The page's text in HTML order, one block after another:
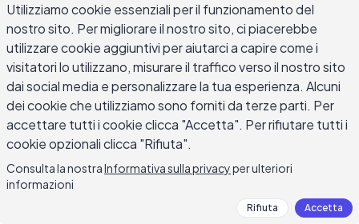
a una pagina bianca rende tutto più complicato.
La buona notizia è che l'IA può scrivere una lettera
di dimissioni per te in secondi, fornendoti una
bozza solida che copra tutti gli elementi
essenziali. Che tu stia lasciando per una nuova
opportunità, motivi personali o un ambiente di
lavoro difficile, questa guida spiega esattamente
come usare l'IA per scrivere una lettera di
dimissioni che gestisca la situazione con cura.
Utilizziamo cookie essenziali per il funzionamento del
nostro sito. Per migliorare il nostro sito, ci piacerebbe
utilizzare cookie aggiuntivi per aiutarci a capire come i
visitatori lo utilizzano, misurare il traffico verso il nostro sito
dai social media e personalizzare la tua esperienza. Alcuni
dei cookie che utilizziamo sono forniti da terze parti. Per
accettare tutti i cookie clicca "Accetta". Per rifiutare tutti i
cookie opzionali clicca "Rifiuta".
Consulta la nostraInformativa sulla privacyper ulteriori
informazioni
Rifiuta Accetta